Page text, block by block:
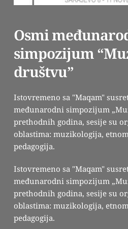
Osmi
simpozijum
društvu”
Istovremeno sa "Maqam"
međunarodni simpozijum
prethodnih godina, sesije su
oblastima: muzikologija,
pedagogija.
Istovremeno sa "Maqam"
međunarodni simpozijum
prethodnih godina, sesije su
oblastima: muzikologija,
pedagogija.